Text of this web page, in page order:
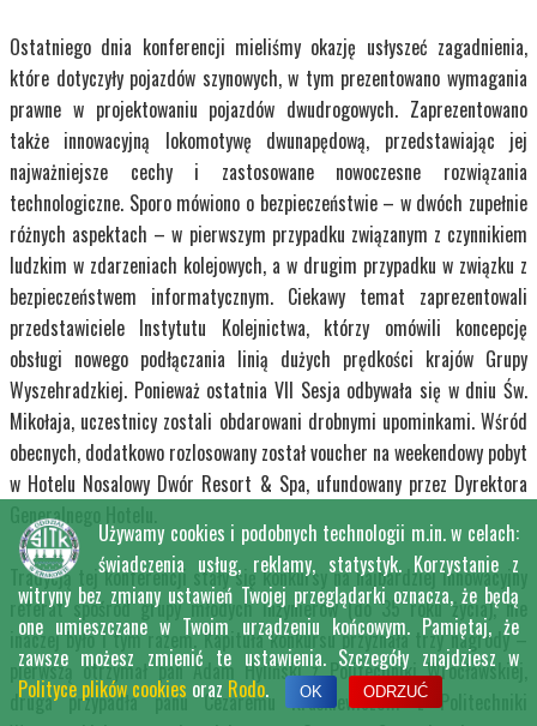
Ostatniego dnia konferencji mieliśmy okazję usłyszeć zagadnienia,
które dotyczyły pojazdów szynowych, w tym prezentowano wymagania
prawne w projektowaniu pojazdów dwudrogowych. Zaprezentowano
także innowacyjną lokomotywę dwunapędową, przedstawiając jej
najważniejsze cechy i zastosowane nowoczesne rozwiązania
technologiczne. Sporo mówiono o bezpieczeństwie – w dwóch zupełnie
różnych aspektach – w pierwszym przypadku związanym z czynnikiem
ludzkim w zdarzeniach kolejowych, a w drugim przypadku w związku z
bezpieczeństwem informatycznym. Ciekawy temat zaprezentowali
przedstawiciele Instytutu Kolejnictwa, którzy omówili koncepcję
obsługi nowego podłączania linią dużych prędkości krajów Grupy
Wyszehradzkiej. Ponieważ ostatnia VII Sesja odbywała się w dniu Św.
Mikołaja, uczestnicy zostali obdarowani drobnymi upominkami. Wśród
obecnych, dodatkowo rozlosowany został voucher na weekendowy pobyt
w Hotelu Nosalowy Dwór Resort & Spa, ufundowany przez Dyrektora
Generalnego Hotelu.
Tradycją tej konferencji stały się konkursy na najbardziej innowacyjny
referat spośród grupy młodych inżynierów (do 35 roku życia), nie
inaczej było i tym razem. Kapituła konkursu przyznała trzy nagrody –
pierwszą otrzymał pan Adam Hyliński z Politechniki Wrocławskiej,
druga przypadła panu Cezaremu Kraśkiewiczowi z Politechniki
Używamy cookies i podobnych technologii m.in. w celach:
świadczenia usług, reklamy, statystyk. Korzystanie z
witryny bez zmiany ustawień Twojej przeglądarki oznacza, że będą
one umieszczane w Twoim urządzeniu końcowym. Pamiętaj, że
zawsze możesz zmienić te ustawienia. Szczegóły znajdziesz w
Polityce plików cookies oraz Rodo. OK ODRZUĆ